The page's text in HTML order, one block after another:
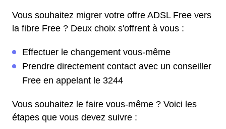
Vous souhaitez migrer votre offre ADSL Free vers
la fibre Free ? Deux choix s'offrent à vous :
Effectuer le changement vous-même
Prendre directement contact avec un conseiller
Free en appelant le 3244
Vous souhaitez le faire vous-même ? Voici les
étapes que vous devez suivre :